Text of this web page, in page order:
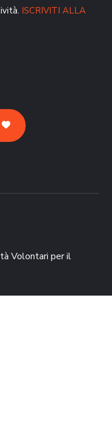
ISCRIVITI ALLA
Volontari per il